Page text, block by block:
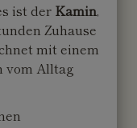
ist der Kamin,
Zuhause
mit einem
vom Alltag